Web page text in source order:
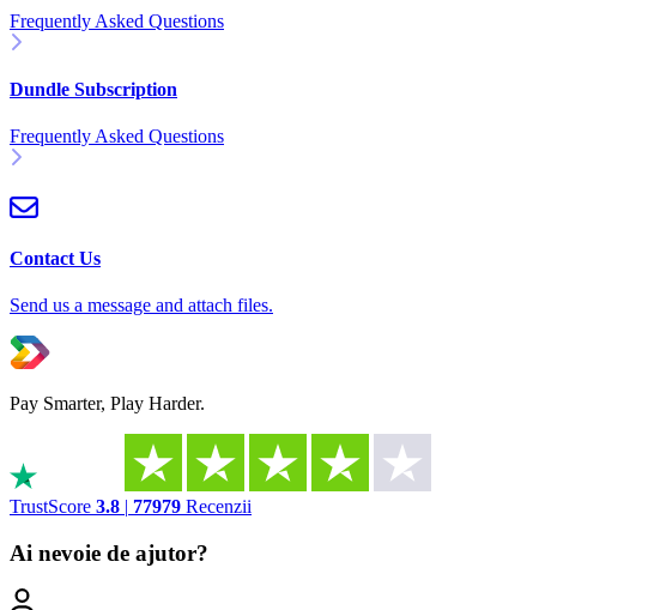
Frequently Asked Questions
Dundle Subscription
Frequently Asked Questions
Contact Us
Send us a message and attach files.
Pay Smarter, Play Harder.
TrustScore 3.8 | 77979 Recenzii
Ai nevoie de ajutor?